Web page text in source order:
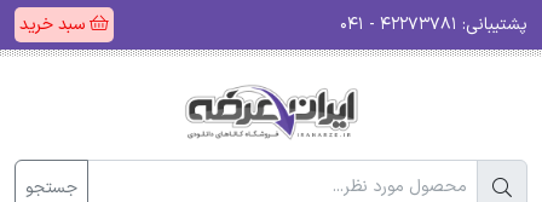
پشتیبانی: سبد خرید
جستجو